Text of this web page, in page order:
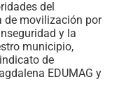
del
de movilización por
y la
municipio,
de
EDUMAG y